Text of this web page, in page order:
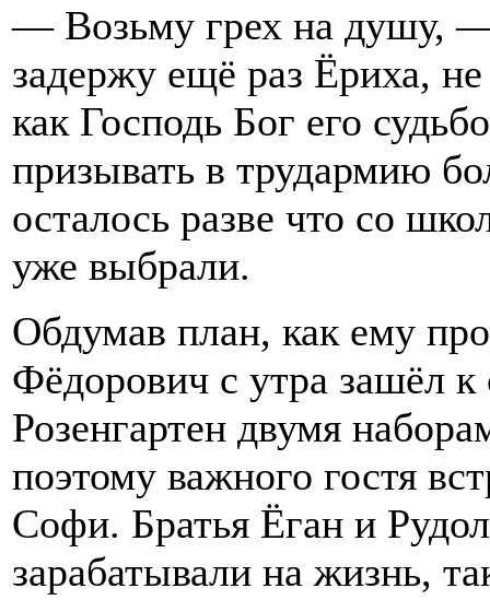
— Возьму грех на душу,
задержу ещё раз Ёриха,
как Господь Бог его
призывать в трудармию
осталось разве что со
уже выбрали.
Обдумав план, как ему
Фёдорович с утра зашёл к
Розенгартен двумя
поэтому важного гостя
Софи. Братья Ёган и
зарабатывали на жизнь,